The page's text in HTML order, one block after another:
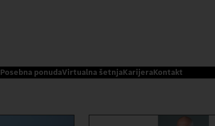
Posebna ponudaVirtualna šetnjaKarijeraKontakt